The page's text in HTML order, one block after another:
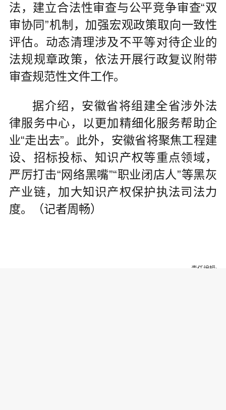
法，建立合法性审查与公平竞争审查“双
审协同”机制，加强宏观政策取向一致性
评估。动态清理涉及不平等对待企业的
法规规章政策，依法开展行政复议附带
审查规范性文件工作。
据介绍，安徽省将组建全省涉外法
律服务中心，以更加精细化服务帮助企
业“走出去”。此外，安徽省将聚焦工程建
设、招标投标、知识产权等重点领域，
严厉打击“网络黑嘴”“职业闭店人”等黑灰
产业链，加大知识产权保护执法司法力
度。（记者周畅）
责任编辑: